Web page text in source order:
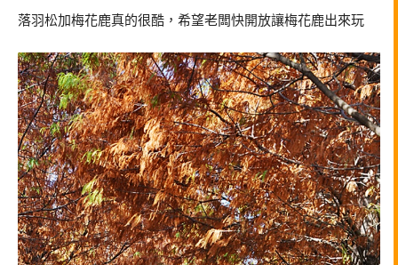
落羽松加梅花鹿真的很酷，希望老闆快開放讓梅花鹿出來玩